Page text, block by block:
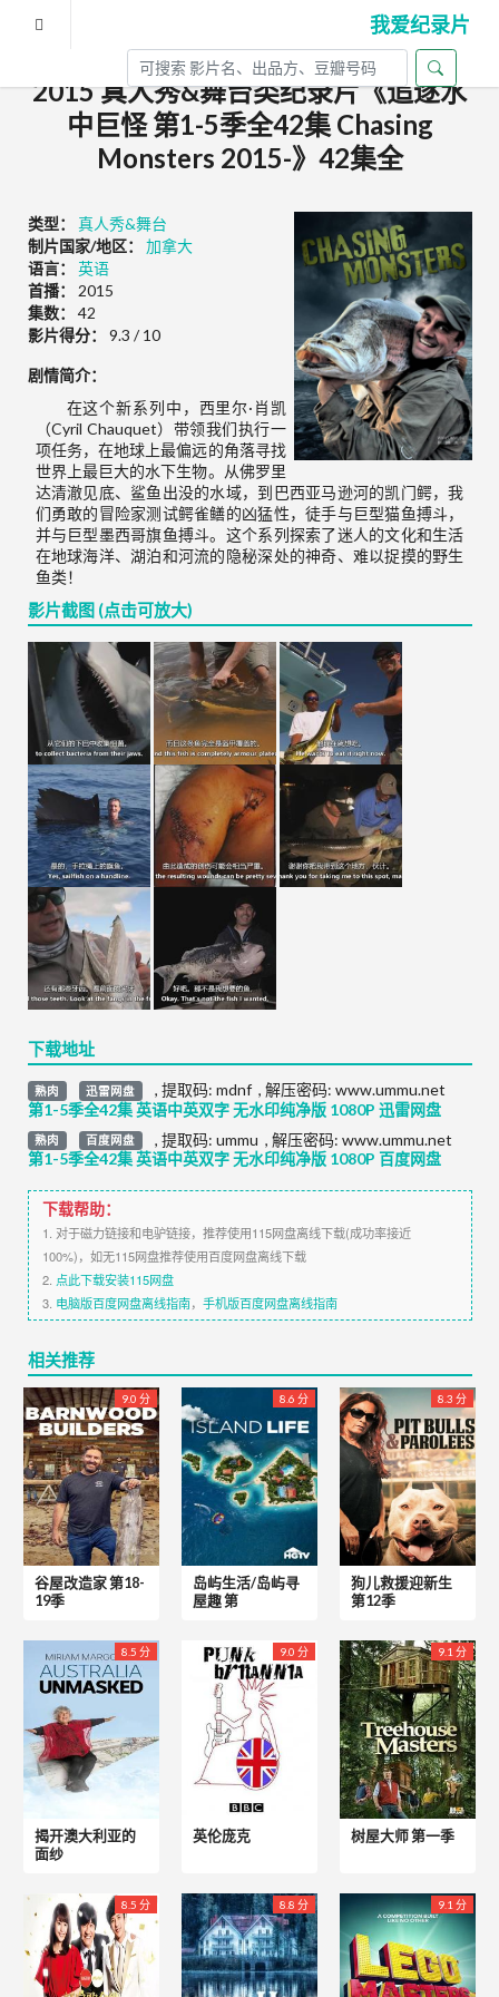
我爱纪录片
2015 真人秀&舞台类纪录片《追逐水
中巨怪 第1-5季全42集 Chasing
Monsters 2015-》42集全
类型：
真人秀&舞台
制片国家/地区：
加拿大
语言：
英语
首播：
2015
集数：
42
影片得分：
9.3 / 10
剧情简介：
在这个新系列中，西里尔·肖凯
（Cyril Chauquet）带领我们执行一
项任务，在地球上最偏远的角落寻找
世界上最巨大的水下生物。从佛罗里
达清澈见底、鲨鱼出没的水域，到巴西亚马逊河的凯门鳄，我
们勇敢的冒险家测试鳄雀鳝的凶猛性，徒手与巨型猫鱼搏斗，
并与巨型墨西哥旗鱼搏斗。这个系列探索了迷人的文化和生活
在地球海洋、湖泊和河流的隐秘深处的神奇、难以捉摸的野生
鱼类！
影片截图 (点击可放大)
下载地址
熟肉 迅雷网盘
第1-5季全42集 英语中英双字 无水印纯净版 1080P 迅雷网盘
, 提取码: mdnf, 解压密码: www.ummu.net
熟肉 百度网盘
第1-5季全42集 英语中英双字 无水印纯净版 1080P 百度网盘
, 提取码: ummu , 解压密码: www.ummu.net
下载帮助：
1. 对于磁力链接和电驴链接，推荐使用115网盘离线下载(成功率接近
100%)，如无115网盘推荐使用百度网盘离线下载
2. 点此下载安装115网盘
3. 电脑版百度网盘离线指南， 手机版百度网盘离线指南
相关推荐
9.0 分
谷屋改造家 第18-
19季
8.6 分
岛屿生活/岛屿寻
屋趣 第
8.3 分
狗儿救援迎新生
第12季
8.5 分
揭开澳大利亚的
面纱
9.0 分
英伦庞克
9.1 分
树屋大师 第一季
8.5 分 8.8 分 9.1 分